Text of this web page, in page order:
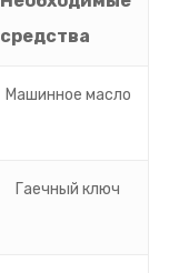
средства
Машинное масло
Гаечный ключ